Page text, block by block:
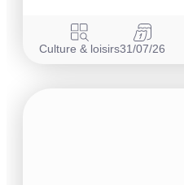
Culture & loisirs31/07/26